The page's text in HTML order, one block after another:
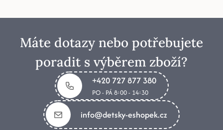
Máte dotazy nebo potřebujete
poradit s výběrem zboží?
+420 727 877 380
PO - PÁ 8:00 - 14:30
info@detsky-eshopek.cz